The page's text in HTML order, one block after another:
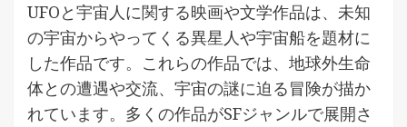
UFOと宇宙人に関する映画や文学作品は、未知
の宇宙からやってくる異星人や宇宙船を題材に
した作品です。これらの作品では、地球外生命
体との遭遇や交流、宇宙の謎に迫る冒険が描か
れています。多くの作品がSFジャンルで展開さ